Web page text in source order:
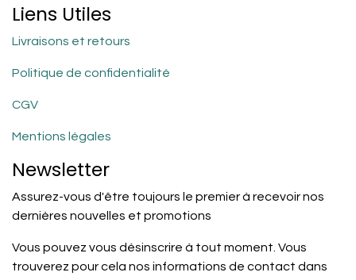
Liens Utiles
Livraisons et retours
Politique de confidentialité
CGV
Mentions légales
Newsletter
Assurez-vous d'être toujours le premier à recevoir nos
dernières nouvelles et promotions
Vous pouvez vous désinscrire à tout moment. Vous
trouverez pour cela nos informations de contact dans